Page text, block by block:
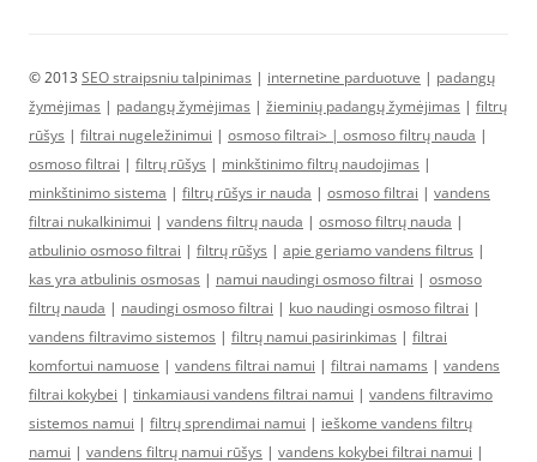
© 2013 SEO straipsniu talpinimas | internetine parduotuve | padangų
žymėjimas | padangų žymėjimas | žieminių padangų žymėjimas | filtrų
rūšys | filtrai nugeležinimui | osmoso filtrai> | osmoso filtrų nauda |
osmoso filtrai | filtrų rūšys | minkštinimo filtrų naudojimas |
minkštinimo sistema | filtrų rūšys ir nauda | osmoso filtrai | vandens
filtrai nukalkinimui | vandens filtrų nauda | osmoso filtrų nauda |
atbulinio osmoso filtrai | filtrų rūšys | apie geriamo vandens filtrus |
kas yra atbulinis osmosas | namui naudingi osmoso filtrai | osmoso
filtrų nauda | naudingi osmoso filtrai | kuo naudingi osmoso filtrai |
vandens filtravimo sistemos | filtrų namui pasirinkimas | filtrai
komfortui namuose | vandens filtrai namui | filtrai namams | vandens
filtrai kokybei | tinkamiausi vandens filtrai namui | vandens filtravimo
sistemos namui | filtrų sprendimai namui | ieškome vandens filtrų
namui | vandens filtrų namui rūšys | vandens kokybei filtrai namui |